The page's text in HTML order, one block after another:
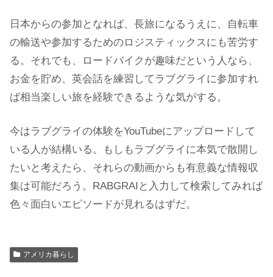
日本からの参加となれば、長旅になるうえに、自転車
の輸送や参加するためのロジスティックスにも苦労す
る。それでも、ロードバイクが趣味だという人なら、
お金を貯め、英会話を練習してラブグライに参加すれ
ば相当楽しい旅を経験できるような気がする。
今はラブグライの体験をYouTubeにアップロードして
いる人が結構いる。もしもラブグライに本気で散開し
たいと考えたら、それらの動画からも有意義な情報収
集は可能だろう。RABGRAIと入力して検索してみれば
色々面白いエピソードが見れるはずだ。
アメリカ暮らし